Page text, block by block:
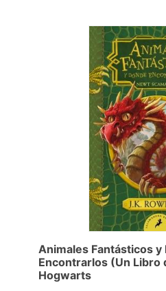
Animales Fantásticos y
Encontrarlos (Un Libro
Hogwarts